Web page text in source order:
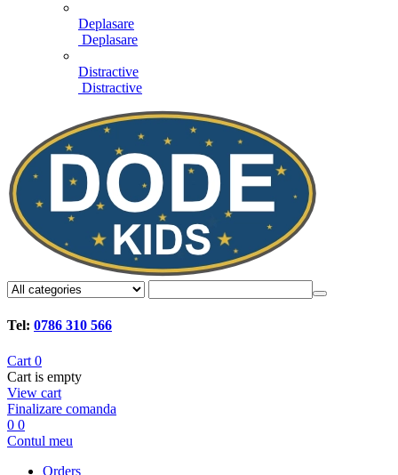
Deplasare
Deplasare
Distractive
Distractive
Tel: 0786 310 566
Cart 0
Cart is empty
View cart
Finalizare comanda
0 0
Contul meu
Orders